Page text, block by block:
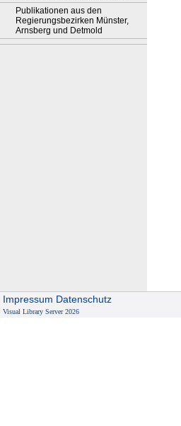
Publikationen aus den
Regierungsbezirken Münster,
Arnsberg und Detmold
Impressum Datenschutz
Visual Library Server 2026